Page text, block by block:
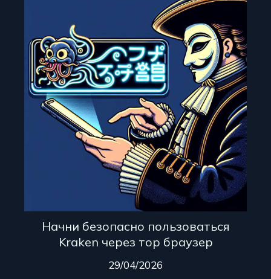
Начни безопасно пользоваться
Kraken через тор браузер
29/04/2026